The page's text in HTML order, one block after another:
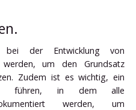
bei der Entwicklung von
werden, um den Grundsatz
Zudem ist es wichtig, ein
zu führen, in dem alle
werden, um